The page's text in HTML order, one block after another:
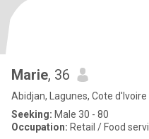
Marie, 36
Abidjan, Lagunes, Cote d'Ivoire
Seeking: Male 30 - 80
Occupation: Retail / Food